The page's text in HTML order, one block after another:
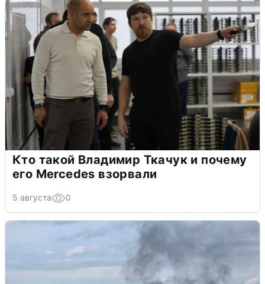
Кто такой Владимир Ткачук и почему
его Mercedes взорвали
5 августа 0